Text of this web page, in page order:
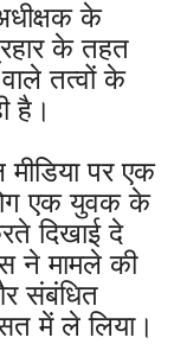
के
के तहत
तत्वों के
है।
पर एक
एक युवक के
दिखाई दे
ने मामले की
संबंधित
में ले लिया।